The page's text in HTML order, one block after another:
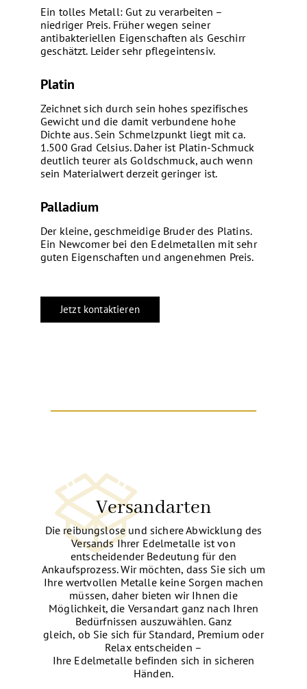
Ein tolles Metall: Gut zu verarbeiten –
niedriger Preis. Früher wegen seiner
antibakteriellen Eigenschaften als Geschirr
geschätzt. Leider sehr pflegeintensiv.
Platin
Zeichnet sich durch sein hohes spezifisches
Gewicht und die damit verbundene hohe
Dichte aus. Sein Schmelzpunkt liegt mit ca.
1.500 Grad Celsius. Daher ist Platin-Schmuck
deutlich teurer als Goldschmuck, auch wenn
sein Materialwert derzeit geringer ist.
Palladium
Der kleine, geschmeidige Bruder des Platins.
Ein Newcomer bei den Edelmetallen mit sehr
guten Eigenschaften und angenehmen Preis.
Jetzt kontaktieren
Versandarten
Die reibungslose und sichere Abwicklung des
Versands Ihrer Edelmetalle ist von
entscheidender Bedeutung für den
Ankaufsprozess. Wir möchten, dass Sie sich um
Ihre wertvollen Metalle keine Sorgen machen
müssen, daher bieten wir Ihnen die
Möglichkeit, die Versandart ganz nach Ihren
Bedürfnissen auszuwählen. Ganz
gleich, ob Sie sich für Standard, Premium oder
Relax entscheiden –
Ihre Edelmetalle befinden sich in sicheren
Händen.